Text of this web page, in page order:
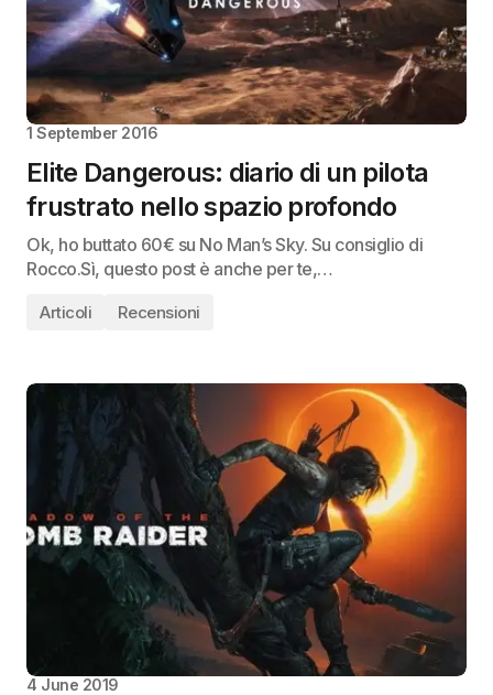
1 September 2016
Elite Dangerous: diario di un pilota
frustrato nello spazio profondo
Ok, ho buttato 60€ su No Man’s Sky. Su consiglio di
Rocco.Sì, questo post è anche per te,…
Articoli Recensioni
4 June 2019